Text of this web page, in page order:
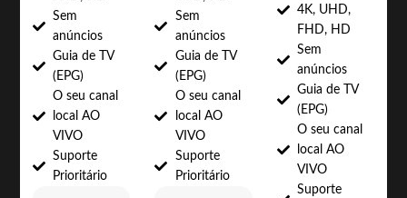
Sem
anúncios
Guia de TV
(EPG)
O seu canal
local AO
VIVO
Suporte
Prioritário
Sem
anúncios
Guia de TV
(EPG)
O seu canal
local AO
VIVO
Suporte
Prioritário
4K, UHD,
FHD, HD
Sem
anúncios
Guia de TV
(EPG)
O seu canal
local AO
VIVO
Suporte